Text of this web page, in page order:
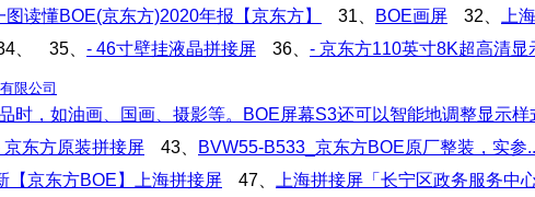
图读懂BOE(京东方)2020年报【京东方】 31、 BOE画屏 32、
上
、 35、 - 46寸壁挂液晶拼接屏 36、 - 京东方110英寸8K超高清显
，如油画、国画、摄影等。BOE屏幕S3还可以智能地调整显示样
京东方原装拼接屏 43、 BVW55-B533_京东方BOE原厂整装，实参..
【京东方BOE】上海拼接屏 47、 上海拼接屏「长宁区政务服务中
限公司